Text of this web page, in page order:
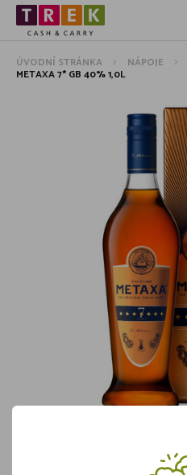
ÚVODNÍ STRÁNKA NÁPOJE
METAXA 7* GB 40% 1,0L
Metaxa 7* GB 40%